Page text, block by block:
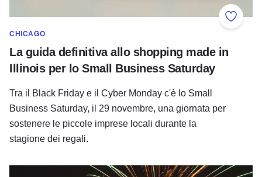
CHICAGO
La guida definitiva allo shopping made in
Illinois per lo Small Business Saturday
Tra il Black Friday e il Cyber Monday c'è lo Small
Business Saturday, il 29 novembre, una giornata per
sostenere le piccole imprese locali durante la
stagione dei regali.
Divertimento nel weekend del Ringraziamento in Illinois